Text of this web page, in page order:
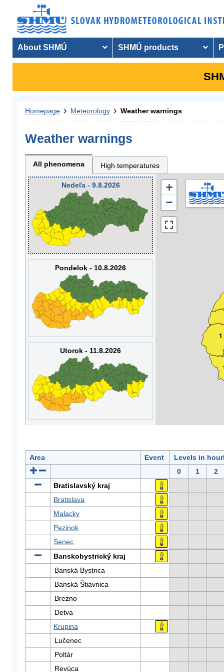
About SHMÚ SHMÚ products
Homepage Meteorology Weather warnings
Weather warnings
All phenomena High temperatures
Nedeľa - 9.8.2026
Pondelok - 10.8.2026
Utorok - 11.8.2026
1
+
−
Area Event
Levels in
0
1
2
Bratislavský kraj
Bratislava
Malacky
Pezinok
Senec
Banskobystrický kraj
Banská Bystrica
Banská Štiavnica
Brezno
Detva
Krupina
Lučenec
Poltár
Revúca